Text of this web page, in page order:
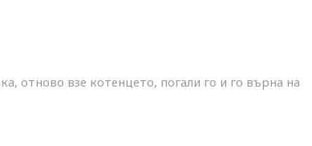
отново взе котенцето, погали го и го върна на